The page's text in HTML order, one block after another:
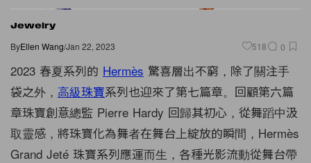
Jewelry
ByEllen Wang/Jan 22, 2023 518 0
2023 春夏系列的 Hermès 驚喜層出不窮，除了關注手
袋之外， 高級珠寶系列也迎來了第七篇章。回顧第六篇
章珠寶創意總監 Pierre Hardy 回歸其初心，從舞蹈中汲
取靈感，將珠寶化為舞者在舞台上綻放的瞬間，Hermès
Grand Jeté 珠寶系列應運而生，各種光影流動從舞台帶